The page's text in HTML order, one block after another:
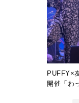
PUFFY×
開催「わ